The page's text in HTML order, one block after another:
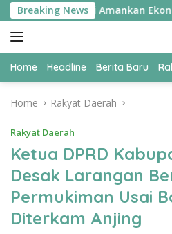
Skip
to
content
Breaking News
Jadi Kunci Amankan
Home Headline Berita Baru
Home Rakyat Daerah
Rakyat Daerah
Ketua DPRD
Desak Larangan
Permukiman Usai
Diterkam Anjing